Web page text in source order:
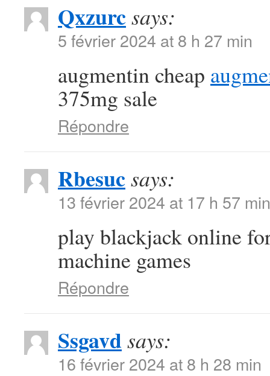
Qxzurcsays:
5 février 2024 at 8 h 27 min
augmentin cheap
375mg sale
Répondre
Rbesucsays:
13 février 2024 at 17 h 57 min
play blackjack online
machine games
Répondre
Ssgavdsays:
16 février 2024 at 8 h 28 min